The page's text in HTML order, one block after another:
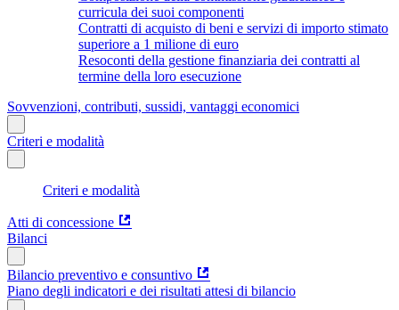
curricula dei suoi componenti
Contratti di acquisto di beni e servizi di importo stimato
superiore a 1 milione di euro
Resoconti della gestione finanziaria dei contratti al
termine della loro esecuzione
Sovvenzioni, contributi, sussidi, vantaggi economici
Criteri e modalità
Criteri e modalità
Atti di concessione
Bilanci
Bilancio preventivo e consuntivo
Piano degli indicatori e dei risultati attesi di bilancio